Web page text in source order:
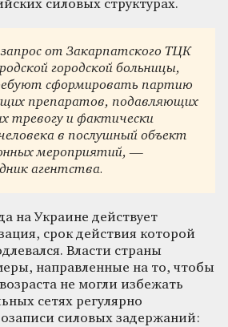
силовых структурах.
от Закарпатского ТЦК
городской больницы,
сформировать партию
препаратов, подавляющих
тревогу и фактически
в послушный объект
мероприятий, —
агентства.
на Украине действует
срок действия которой
Власти страны
направленные на то, чтобы
не могли избежать
сетях регулярно
силовых задержаний: